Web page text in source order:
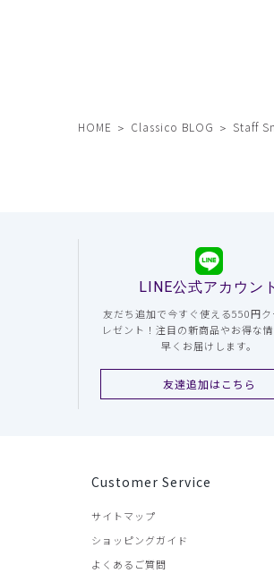
HOME Classico BLOG Staff
LINE公式アカウント
友だち追加で今すぐ使える550円
レゼント！注目の新商品やお得な
早くお届けします。
友達追加はこちら
Customer Service
サイトマップ
ショッピングガイド
よくあるご質問